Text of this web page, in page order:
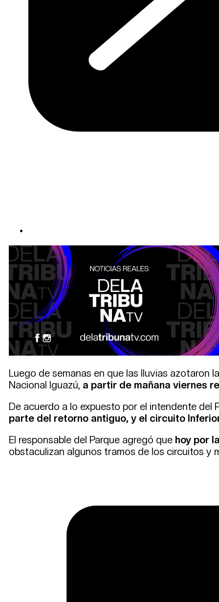
Luego de semanas en que las lluvias azotaron
Nacional Iguazú, a partir de mañana viernes
De acuerdo a lo expuesto por el intendente del
parte del retorno antiguo, y el circuito
El responsable del Parque agregó que hoy por
obstaculizan algunos tramos de los circuitos y